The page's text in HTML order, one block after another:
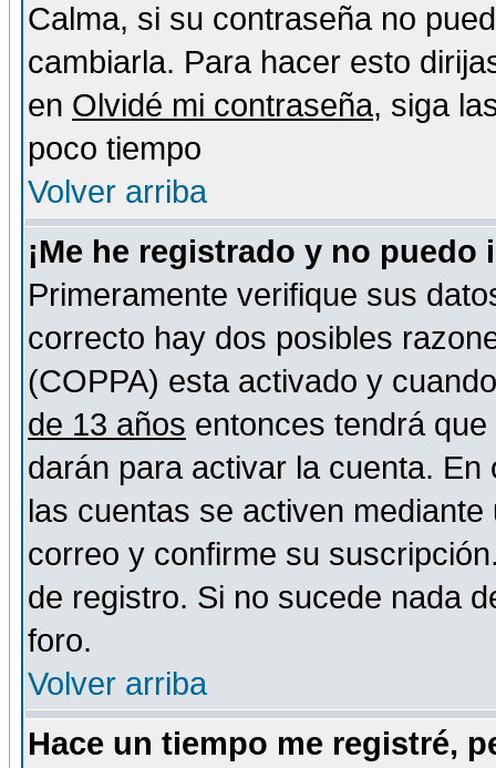
Calma, si su contraseña no
cambiarla. Para hacer esto
en Olvidé mi contraseña, siga
poco tiempo
Volver arriba
¡Me he registrado y no puedo
Primeramente verifique sus
correcto hay dos posibles
(COPPA) esta activado y
de 13 años entonces tendrá
darán para activar la cuenta.
las cuentas se activen
correo y confirme su
de registro. Si no sucede nada
foro.
Volver arriba
Hace un tiempo me registré,